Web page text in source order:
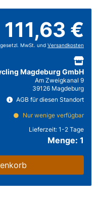
111,63 €
MwSt. und Versandkosten
Magdeburg GmbH
Am Zweigkanal 9
39126 Magdeburg
AGB für diesen Standort
Nur wenige verfügbar
Lieferzeit: 1-2 Tage
Menge: 1